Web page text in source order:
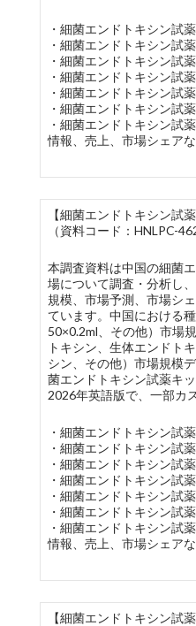
・細菌エンドトキシン試
・細菌エンドトキシン試
・細菌エンドトキシン試
・細菌エンドトキシン試
・細菌エンドトキシン試
・細菌エンドトキシン試
・細菌エンドトキシン試
情報、売上、市場シェア
【細菌エンドトキシン試
（資料コード：HNLPC-
本調査資料は中国の細菌
場について調査・分析し
規模、市場予測、市場シ
ています。中国における
50×0.2ml、その他）市場
トキシン、生体エンドト
シン、その他）市場規模
菌エンドトキシン試薬キ
2026年英語版で、一部カ
・細菌エンドトキシン試
・細菌エンドトキシン試
・細菌エンドトキシン試
・細菌エンドトキシン試
・細菌エンドトキシン試
・細菌エンドトキシン試
・細菌エンドトキシン試
情報、売上、市場シェア
【細菌エンドトキシン試